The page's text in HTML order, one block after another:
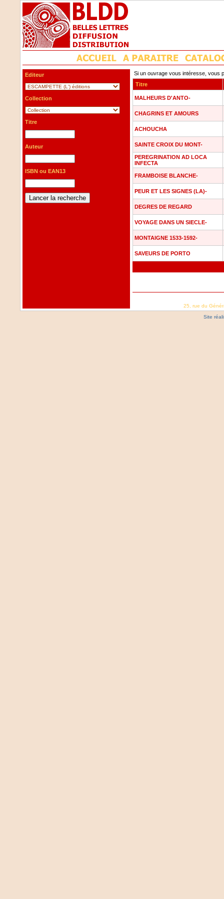
Editeur
Collection
Titre
Auteur
ISBN ou EAN13
Si un ouvrage vous intéresse, vous
Titre
MALHEURS D'ANTO-
CHAGRINS ET AMOURS
ACHOUCHA
SAINTE CROIX DU MONT-
PEREGRINATION AD LOCA
INFECTA
FRAMBOISE BLANCHE-
PEUR ET LES SIGNES (LA)-
DEGRES DE REGARD
VOYAGE DANS UN SIECLE-
MONTAIGNE 1533-1592-
SAVEURS DE PORTO
25, rue du
Site